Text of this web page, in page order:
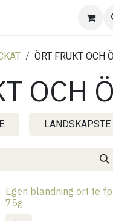
ÖRT FRUKT OCH
OCH
LANDSKAPSTE
Egen blandning ört te fp
75g